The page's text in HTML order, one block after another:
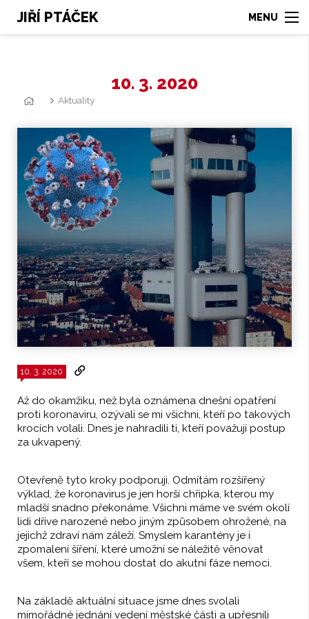
JIŘÍ PTÁČEK
10. 3. 2020
Aktuality
10. 3. 2020
Až do okamžiku, než byla oznámena dnešní opatření
proti koronaviru, ozývali se mi všichni, kteří po takových
krocích volali. Dnes je nahradili ti, kteří považují postup
za ukvapený.
Otevřeně tyto kroky podporuji. Odmítám rozšířený
výklad, že koronavirus je jen horší chřipka, kterou my
mladší snadno překonáme. Všichni máme ve svém okolí
lidi dříve narozené nebo jiným způsobem ohrožené, na
jejichž zdraví nám záleží. Smyslem karantény je i
zpomalení šíření, které umožní se náležitě věnovat
všem, kteří se mohou dostat do akutní fáze nemoci.
Na základě aktuální situace jsme dnes svolali
mimořádné jednání vedení městské části a upřesnili